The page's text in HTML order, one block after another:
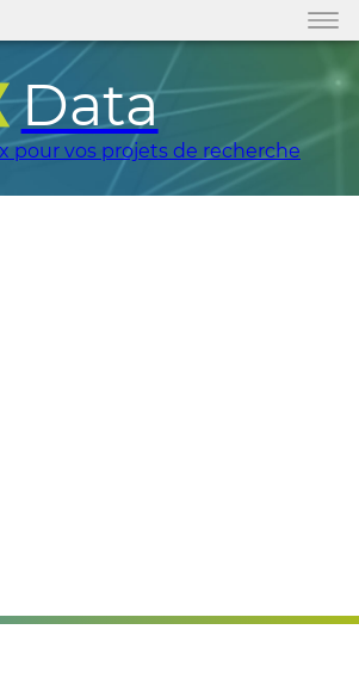
Data
pour vos projets de recherche